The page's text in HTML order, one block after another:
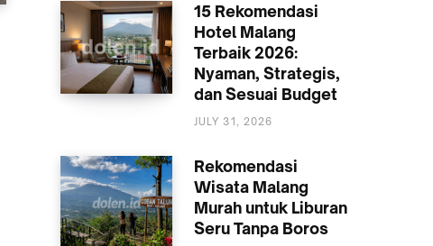
AKOMODASI
15 Rekomendasi
Hotel Malang
Terbaik 2026:
Nyaman, Strategis,
dan Sesuai Budget
JULY 31, 2026
Rekomendasi
Wisata Malang
Murah untuk Liburan
Seru Tanpa Boros